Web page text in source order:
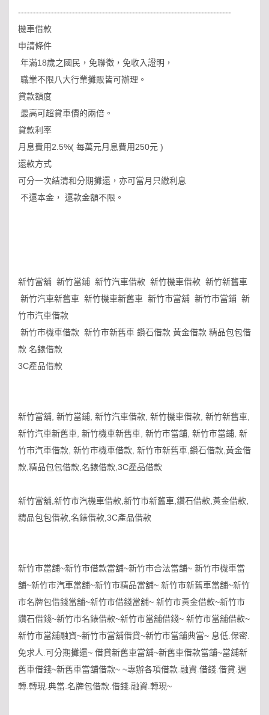
-----------------------------------------------------------------------
機車借款
申請條件
年滿18歲之國民，免聯徵，免收入證明，
職業不限八大行業攤販皆可辦理。
貸款額度
最高可超貸車價的兩倍。
貸款利率
月息費用2.5%( 每萬元月息費用250元 )
還款方式
可分一次結清和分期攤還，亦可當月只繳利息
不還本金， 還款金額不限。
新竹當舖 新竹當鋪 新竹汽車借款 新竹機車借款 新竹新舊車
新竹汽車新舊車 新竹機車新舊車 新竹市當舖 新竹市當鋪 新
竹市汽車借款
新竹市機車借款 新竹市新舊車 鑽石借款 黃金借款 精品包包借
款 名錶借款
3C產品借款
新竹當舖, 新竹當鋪, 新竹汽車借款, 新竹機車借款, 新竹新舊車,
新竹汽車新舊車, 新竹機車新舊車, 新竹市當舖, 新竹市當鋪, 新
竹市汽車借款, 新竹市機車借款, 新竹市新舊車,鑽石借款,黃金借
款,精品包包借款,名錶借款,3C產品借款
新竹當舖,新竹市汽機車借款,新竹市新舊車,鑽石借款,黃金借款,
精品包包借款,名錶借款,3C產品借款
新竹市當舖~新竹市借款當舖~新竹市合法當舖~ 新竹市機車當
舖~新竹市汽車當舖~新竹市精品當舖~ 新竹市新舊車當舖~新竹
市名牌包借錢當舖~新竹市借錢當舖~ 新竹市黃金借款~新竹市
鑽石借錢~新竹市名錶借款~新竹市當舖借錢~ 新竹市當舖借款~
新竹市當舖融資~新竹市當舖借貸~新竹市當舖典當~ 息低.保密.
免求人.可分期攤還~ 借貸新舊車當舖~新舊車借款當舖~當舖新
舊車借錢~新舊車當舖借款~ ~專辦各項借款.融資.借錢.借貸.週
轉.轉現.典當.名牌包借款.借錢.融資.轉現~